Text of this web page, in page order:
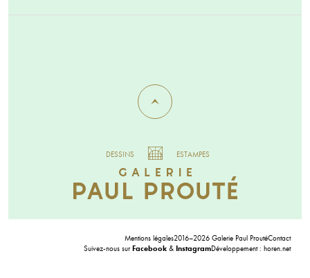
DESSINS ESTAMPES
Mentions légales2016–2026 Galerie Paul ProutéContact
Suivez-nous surFacebook & InstagramDéveloppement : horen.net